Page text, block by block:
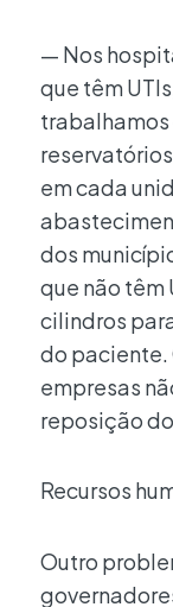
— Nos
que têm
em cada
dos
que não têm
cilindros
do paciente.
empresas
reposição
Recursos
Outro